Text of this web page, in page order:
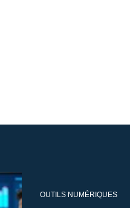
OUTILS NUMÉRIQUES